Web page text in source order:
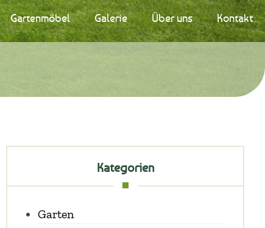
Gartenmöbel Galerie Über uns Kontakt
Kategorien
Garten